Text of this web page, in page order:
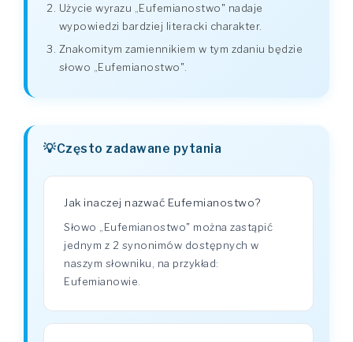
Użycie wyrazu „Eufemianostwo" nadaje
wypowiedzi bardziej literacki charakter.
Znakomitym zamiennikiem w tym zdaniu będzie
słowo „Eufemianostwo".
Często zadawane pytania
Jak inaczej nazwać Eufemianostwo?
Słowo „Eufemianostwo" można zastąpić
jednym z 2 synonimów dostępnych w
naszym słowniku, na przykład:
Eufemianowie.